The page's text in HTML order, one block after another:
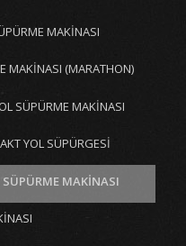
MAKİNASI
MAKİNASI (MARATHON)
SÜPÜRME MAKİNASI
YOL SÜPÜRGESİ
SÜPÜRME MAKİNASI